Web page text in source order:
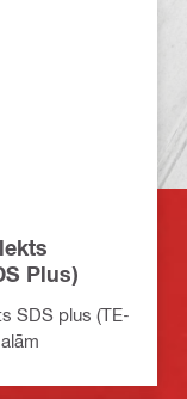
Plus)
SDS plus (TE-